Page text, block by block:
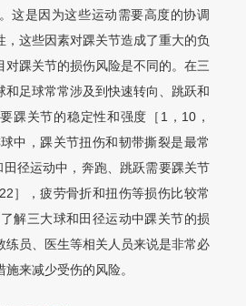
这是因为这些运动需要高度的协调
，这些因素对踝关节造成了重大的负
对踝关节的损伤风险是不同的。在三
和足球常常涉及到快速转向、跳跃和
踝关节的稳定性和强度［1，10，
中，踝关节扭伤和韧带撕裂是最常
径运动中，奔跑、跳跃需要踝关节
］，疲劳骨折和扭伤等损伤比较常
解三大球和田径运动中踝关节的损
练员、医生等相关人员来说是非常必
来减少受伤的风险。